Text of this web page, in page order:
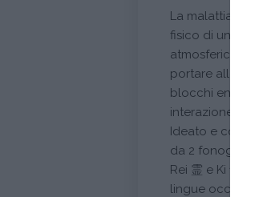
La malattia, in
fisico di uno
atmosferici,
portare alle
blocchi
interazione tra
Ideato e
da 2
Rei 霊 e Ki 気 .
lingue